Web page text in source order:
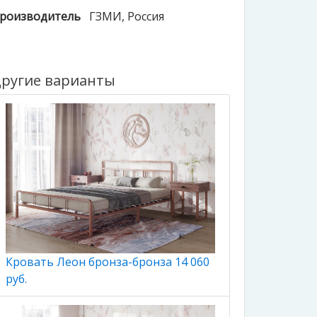
ГЗМИ, Россия
варианты
Кровать Леон бронза-бронза 14 060
руб.